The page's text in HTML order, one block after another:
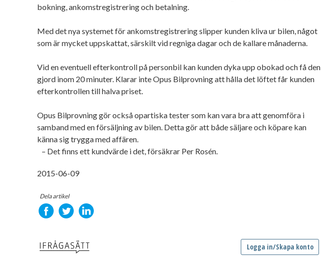
bokning, ankomstregistrering och betalning.
Med det nya systemet för ankomstregistrering slipper kunden kliva ur bilen, något
som är mycket uppskattat, särskilt vid regniga dagar och de kallare månaderna.
Vid en eventuell efterkontroll på personbil kan kunden dyka upp obokad och få den
gjord inom 20 minuter. Klarar inte Opus Bilprovning att hålla det löftet får kunden
efterkontrollen till halva priset.
Opus Bilprovning gör också opartiska tester som kan vara bra att genomföra i
samband med en försäljning av bilen. Detta gör att både säljare och köpare kan
känna sig trygga med affären.
– Det finns ett kundvärde i det, försäkrar Per Rosén.
2015-06-09
Dela artikel